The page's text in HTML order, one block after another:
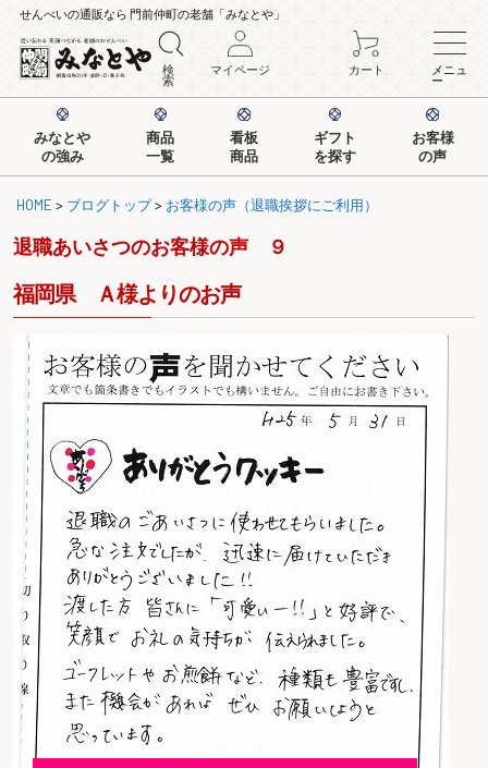
せんべいの通販なら 門前仲町の老舗「みなとや」
検
索
マイページ カート メニュ
ー
みなとや
の強み
商品
一覧
看板
商品
ギフト
を探す
お客様
の声
HOME > ブログトップ> お客様の声（退職挨拶にご利用）
退職あいさつのお客様の声 ９
福岡県 Ａ様よりのお声